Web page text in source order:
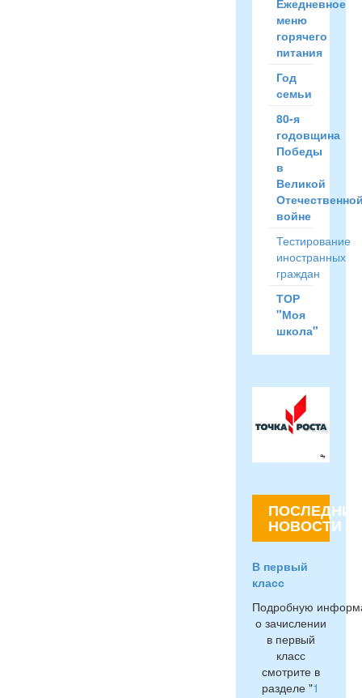
Ежедневное
меню
горячего
питания
Год
семьи
80-я
годовщина
Победы
в
Великой
войне
Тестирование
иностранных
граждан
ТОР
"Моя
школа"
ПОСЛЕДНИЕ
НОВОСТИ
В первый
класс
Подробную
о зачислении
в первый
класс
смотрите в
разделе "1